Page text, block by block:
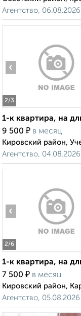
Агентство, 06.08.2026
2/3
‹
1-к квартира, на
9 500 ₽ в месяц
Кировский район,
Агентство, 04.08.2026
2/6
‹
1-к квартира, на
7 500 ₽ в месяц
Кировский район,
Агентство, 05.08.2026